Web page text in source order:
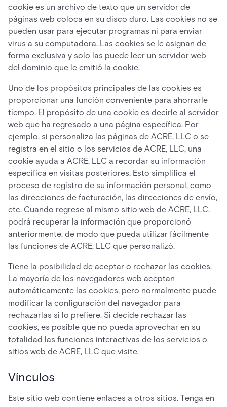
cookie es un archivo de texto que un servidor de
páginas web coloca en su disco duro. Las cookies no se
pueden usar para ejecutar programas ni para enviar
virus a su computadora. Las cookies se le asignan de
forma exclusiva y solo las puede leer un servidor web
del dominio que le emitió la cookie.
Uno de los propósitos principales de las cookies es
proporcionar una función conveniente para ahorrarle
tiempo. El propósito de una cookie es decirle al servidor
web que ha regresado a una página específica. Por
ejemplo, si personaliza las páginas de ACRE, LLC o se
registra en el sitio o los servicios de ACRE, LLC, una
cookie ayuda a ACRE, LLC a recordar su información
específica en visitas posteriores. Esto simplifica el
proceso de registro de su información personal, como
las direcciones de facturación, las direcciones de envío,
etc. Cuando regrese al mismo sitio web de ACRE, LLC,
podrá recuperar la información que proporcionó
anteriormente, de modo que pueda utilizar fácilmente
las funciones de ACRE, LLC que personalizó.
Tiene la posibilidad de aceptar o rechazar las cookies.
La mayoría de los navegadores web aceptan
automáticamente las cookies, pero normalmente puede
modificar la configuración del navegador para
rechazarlas si lo prefiere. Si decide rechazar las
cookies, es posible que no pueda aprovechar en su
totalidad las funciones interactivas de los servicios o
sitios web de ACRE, LLC que visite.
Vínculos
Este sitio web contiene enlaces a otros sitios. Tenga en